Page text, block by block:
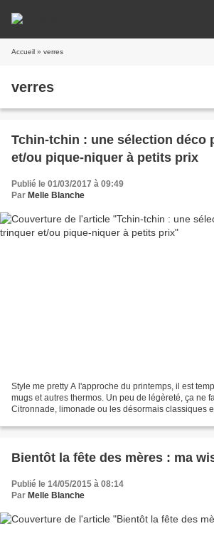
Accueil » verres
verres
Tchin-tchin : une sélection déco
et/ou pique-niquer à petits prix
Publié le 01/03/2017 à 09:49
Par Melle Blanche
Style me pretty A l'approche du printemps, il est
mugs et autres thermos. Un peu de légèreté, ça ne
Citronnade, limonade ou les désormais classiques
Bientôt la fête des mères : ma
Publié le 14/05/2015 à 08:14
Par Melle Blanche